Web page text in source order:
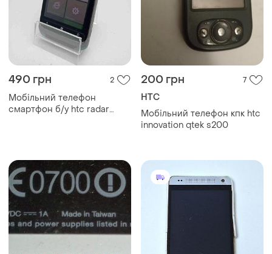
490 грн 2
Мобільний телефон
смартфон б/у htc radar
200 грн 7
HTC
Мобільний телефон кпк htc
innovation qtek s200